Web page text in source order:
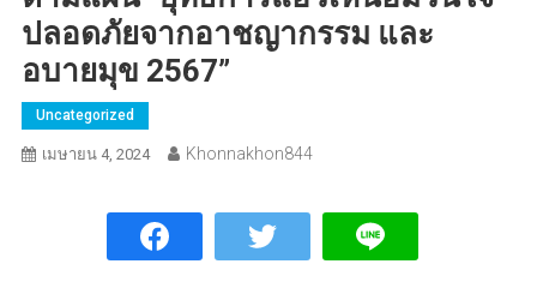
ปลอดภัยจากอาชญากรรม และ
อบายมุข 2567”
Uncategorized
เมษายน 4, 2024 Khonnakhon844